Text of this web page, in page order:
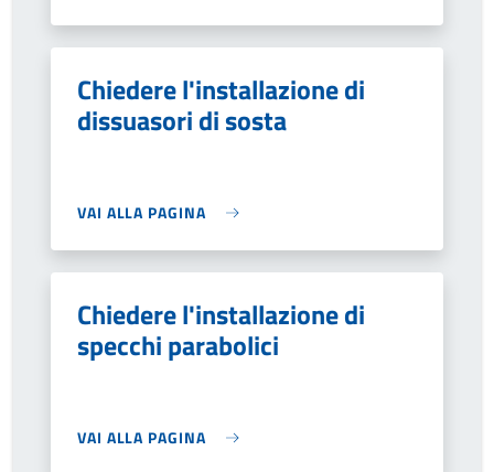
Chiedere l'installazione di
dissuasori di sosta
VAI ALLA PAGINA
Chiedere l'installazione di
specchi parabolici
VAI ALLA PAGINA